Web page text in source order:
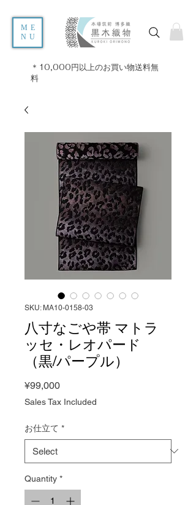
ME
NU
＊10,000円以上のお買い物送料無
料
SKU: MA10-0158-03
八寸なごや帯 マトラ
ッセ・レオパード
（黒/パープル）
¥99,000Price
Sales Tax Included
お仕立て *
Quantity *